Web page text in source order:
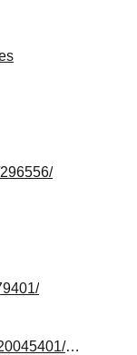
https://booklive.jp/product/index/title_id/20045401/vol_no/001